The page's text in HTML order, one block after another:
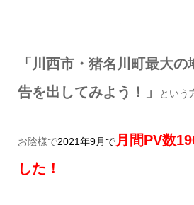
「川西市・猪名川町最大
告を出してみよう！」
という
お陰様で2021年9月で月間PV数
した！